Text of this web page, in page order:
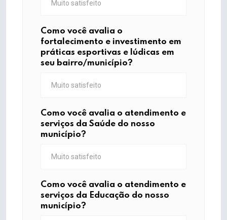
Como você avalia o
fortalecimento e investimento em
práticas esportivas e lúdicas em
seu bairro/município?
Como você avalia o atendimento e
serviços da Saúde do nosso
município?
Como você avalia o atendimento e
serviços da Educação do nosso
município?